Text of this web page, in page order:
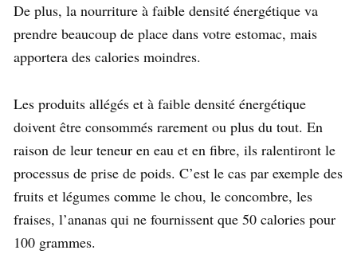
De plus, la nourriture à faible densité énergétique va
prendre beaucoup de place dans votre estomac, mais
apportera des calories moindres.
Les produits allégés et à faible densité énergétique
doivent être consommés rarement ou plus du tout. En
raison de leur teneur en eau et en fibre, ils ralentiront le
processus de prise de poids. C’est le cas par exemple des
fruits et légumes comme le chou, le concombre, les
fraises, l’ananas qui ne fournissent que 50 calories pour
100 grammes.